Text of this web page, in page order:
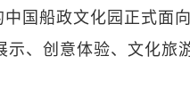
国船政文化园正式面
、创意体验、文化旅